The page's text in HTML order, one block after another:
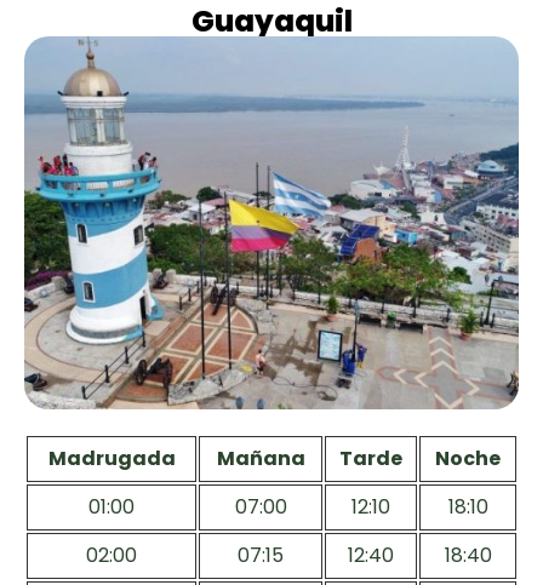
Guayaquil
Madrugada Mañana Tarde
Noche
01:00
07:00 12:10
18:10
02:00
07:15 12:40
18:40